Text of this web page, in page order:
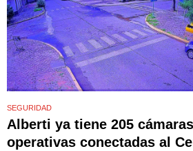
SEGURIDAD
Alberti ya tiene 205 cámaras
operativas conectadas al